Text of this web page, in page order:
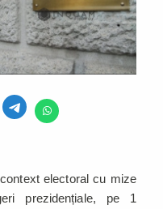
electoral cu mize
prezidențiale, pe 1